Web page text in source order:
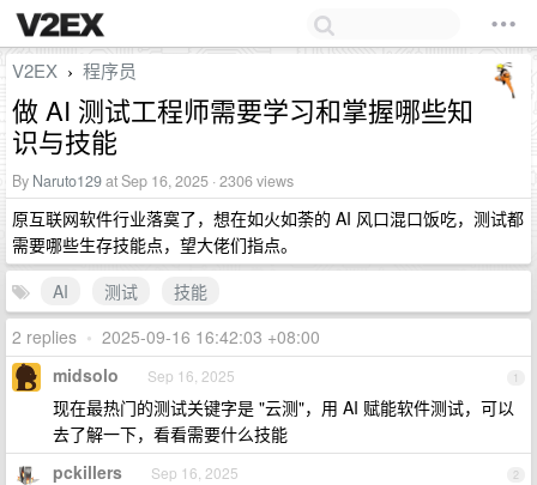
V2EX › 程序员
做 AI 测试工程师需要学习和掌握哪些知
识与技能
By Naruto129at Sep 16, 2025 · 2306 views
原互联网软件行业落寞了，想在如火如荼的 AI 风口混口饭吃，测试都
需要哪些生存技能点，望大佬们指点。
AI
测试
技能
2 replies • 2025-09-16 16:42:03 +08:00
1
midsolo Sep 16, 2025
现在最热门的测试关键字是 "云测"，用 AI 赋能软件测试，可以
去了解一下，看看需要什么技能
2
pckillers Sep 16, 2025